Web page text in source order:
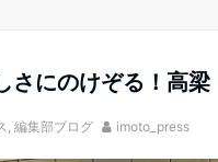
さにのけぞる！高梁
, 編集部ブログ imoto_press